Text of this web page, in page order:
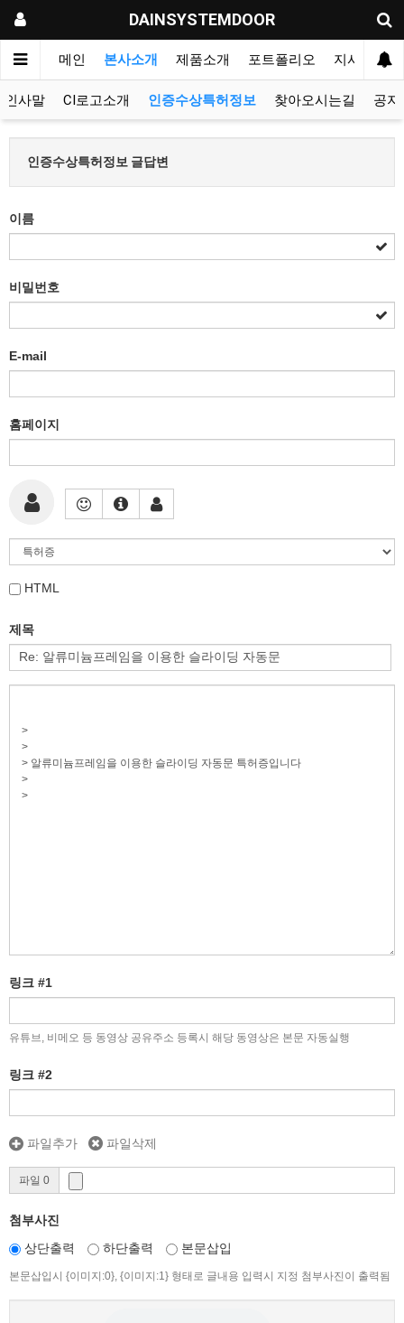
DAINSYSTEMDOOR
메인 본사소개 제품소개 포트폴리오 지사&대리
인사말 CI로고소개 인증수상특허정보 찾아오시는길 공지
인증수상특허정보 글답변
이름
비밀번호
E-mail
홈페이지
HTML
제목
링크 #1
유튜브, 비메오 등 동영상 공유주소 등록시 해당 동영상은 본문 자동실행
링크 #2
파일추가 파일삭제
파일 0
첨부사진
상단출력
하단출력 본문삽입
본문삽입시 {이미지:0}, {이미지:1} 형태로 글내용 입력시 지정 첨부사진이 출력됨